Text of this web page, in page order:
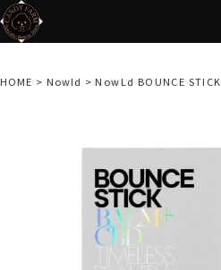
HOME Nowld NowLd BOUNCE STICK